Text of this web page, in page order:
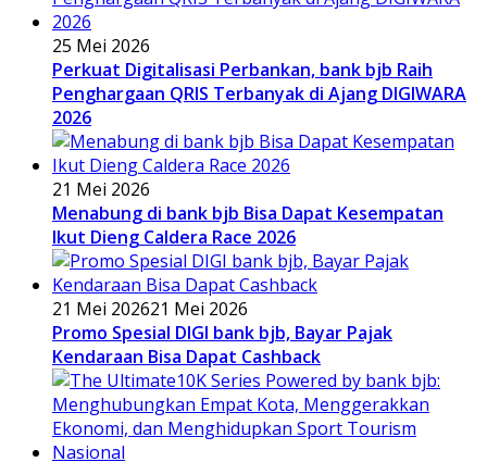
25 Mei 2026
Perkuat Digitalisasi Perbankan, bank bjb Raih
Penghargaan QRIS Terbanyak di Ajang DIGIWARA
2026
21 Mei 2026
Menabung di bank bjb Bisa Dapat Kesempatan
Ikut Dieng Caldera Race 2026
21 Mei 202621 Mei 2026
Promo Spesial DIGI bank bjb, Bayar Pajak
Kendaraan Bisa Dapat Cashback